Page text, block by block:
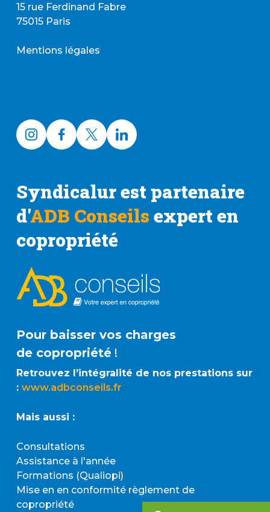
15 rue Ferdinand Fabre
75015 Paris
Mentions légales
Syndicalur est partenaire
d'ADB Conseils expert en
copropriété
Pour baisser vos charges
de copropriété!
Retrouvez l’intégralité de nos prestations sur
: www.adbconseils.fr
Mais aussi :
Consultations
Assistance à l'année
Formations (Qualiopi)
Mise en en conformité règlement de
copropriété